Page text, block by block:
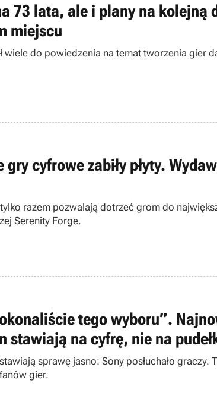
73 lata, ale i plany na kolejną
miejscu
wiele do powiedzenia na temat tworzenia gier
cyfrowe zabiły płyty.
razem pozwalają dotrzeć grom do
Serenity Forge.
tego wyboru”.
stawiają na cyfrę, nie na
sprawę jasno: Sony posłuchało graczy.
gier.